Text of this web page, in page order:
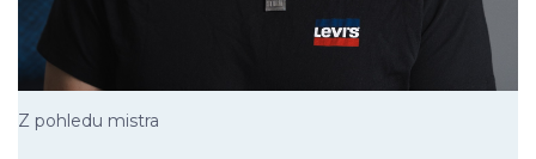
Z pohledu mistra